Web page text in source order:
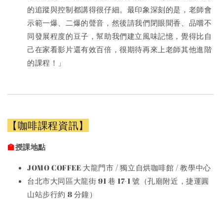
的追蹤與控制都講得很仔細。最印象深刻的是，老師會
示範一爆、二爆的聲音，然後請我們閉眼聞香、品嚐不
同發展程度的豆子，幫助我們建立風味記憶，覺得比自
己在家看影片還有效百倍，很期待再來上老師其他進階
的課程！」
【咖啡課程資訊】
🏫授課地點
JOMO COFFEE 大龍門市 / 獨立自烘咖啡館 / 教學中心
台北市大同區大龍街 91 巷 17-1 號（孔廟附近，捷運圓
山站步行約 8 分鐘）